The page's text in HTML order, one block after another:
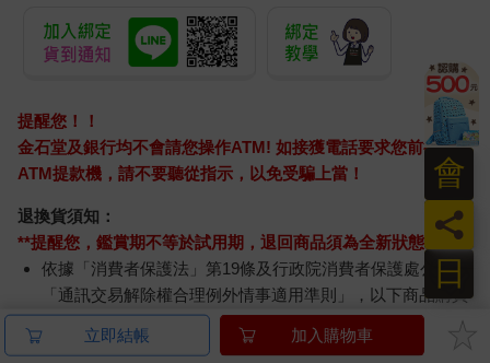
提醒您！！
金石堂及銀行均不會請您操作ATM! 如接獲電話要求您前往
ATM提款機，請不要聽從指示，以免受騙上當！
退換貨須知：
**提醒您，鑑賞期不等於試用期，退回商品須為全新狀態**
依據「消費者保護法」第19條及行政院消費者保護處公告之
「通訊交易解除權合理例外情事適用準則」，以下商品購買
後，除商品本身有瑕疵外，將不提供7天的猶豫期：
易於腐敗、保存期限較短或解約時即將逾期。（如：生
立即結帳 加入購物車
日
員
會